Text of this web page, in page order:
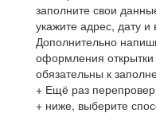
заполните свои
укажите адрес, дату и
Дополнительно
оформления
обязательны к
+ Ещё раз
+ ниже, выберите